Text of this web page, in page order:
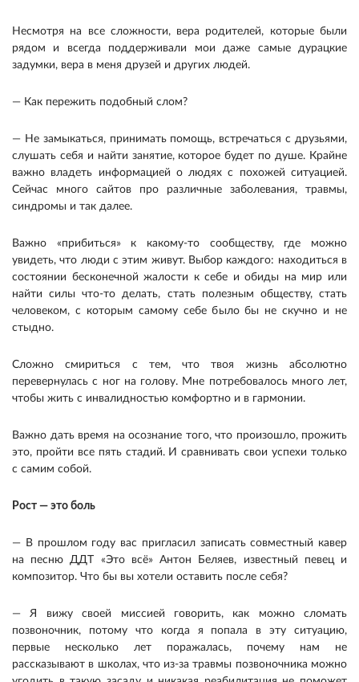
Несмотря на все сложности, вера родителей, которые были
рядом и всегда поддерживали мои даже самые дурацкие
задумки, вера в меня друзей и других людей.
— Как пережить подобный слом?
— Не замыкаться, принимать помощь, встречаться с друзьями,
слушать себя и найти занятие, которое будет по душе. Крайне
важно владеть информацией о людях с похожей ситуацией.
Сейчас много сайтов про различные заболевания, травмы,
синдромы и так далее.
Важно «прибиться» к какому-то сообществу, где можно
увидеть, что люди с этим живут. Выбор каждого: находиться в
состоянии бесконечной жалости к себе и обиды на мир или
найти силы что-то делать, стать полезным обществу, стать
человеком, с которым самому себе было бы не скучно и не
стыдно.
Сложно смириться с тем, что твоя жизнь абсолютно
перевернулась с ног на голову. Мне потребовалось много лет,
чтобы жить с инвалидностью комфортно и в гармонии.
Важно дать время на осознание того, что произошло, прожить
это, пройти все пять стадий. И сравнивать свои успехи только
с самим собой.
Рост — это боль
— В прошлом году вас пригласил записать совместный кавер
на песню ДДТ «Это всё» Антон Беляев, известный певец и
композитор. Что бы вы хотели оставить после себя?
— Я вижу своей миссией говорить, как можно сломать
позвоночник, потому что когда я попала в эту ситуацию,
первые несколько лет поражалась, почему нам не
рассказывают в школах, что из-за травмы позвоночника можно